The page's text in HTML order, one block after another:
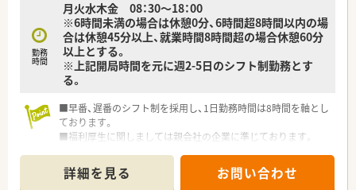
■歯科や眼科の領域に特化した専門的な知識を活かし、患者様の
ケアにあたっていただきます。
■店舗の裁量が大きいため、在庫管理や発注業務などもご自身の
判断で進めていただけます。
勤務
時間
月火水木金 08：30～18：00
※6時間未満の場合は休憩0分、6時間超8時間以内の場
合は休憩45分以上、就業時間8時間超の場合休憩60分
以上とする。
※上記開局時間を元に週2-5日のシフト制勤務とす
る。
■早番、遅番のシフト制を採用し、1日勤務時間は8時間を軸とし
ております。
■福利厚生に関しましては親会社の企業に準じております。
■ご状況に応じて、グループ企業の管理薬剤師に転籍することも
可能です。
詳細を見る お問い合わせ